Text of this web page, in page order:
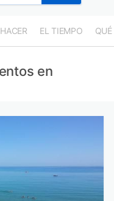
EL TIEMPO QUÉ
en